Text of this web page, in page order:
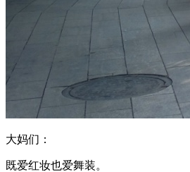
大妈们：
既爱红妆也爱舞装。